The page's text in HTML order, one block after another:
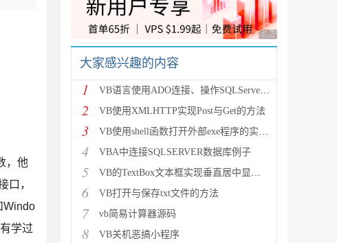
，他
口，
Windo
学过
广告 商业广告，理性
大家感兴趣的内容
1 VB语言使用ADO连接、操作SQLServer数据库教程
2 VB使用XMLHTTP实现Post与Get的方法
3 VB使用shell函数打开外部exe程序的实现方法
4 VBA中连接SQLSERVER数据库例子
5 VB的TextBox文本框实现垂直居中显示的方法
6 VB打开与保存txt文件的方法
7 vb简易计算器源码
8 VB关机恶搞小程序